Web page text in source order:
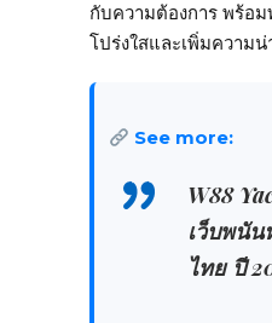
กับความต้องการ พร้อม
โปร่งใสและเพิ่มความ
See more:
W88
เว็บพนั
ไทย ปี